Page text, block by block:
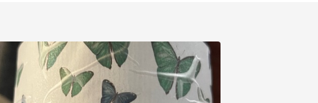
Pizza